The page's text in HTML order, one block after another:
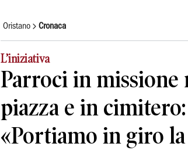
Oristano Cronaca
L’iniziativa
Parroci in missione
piazza e in cimitero:
«Portiamo in giro